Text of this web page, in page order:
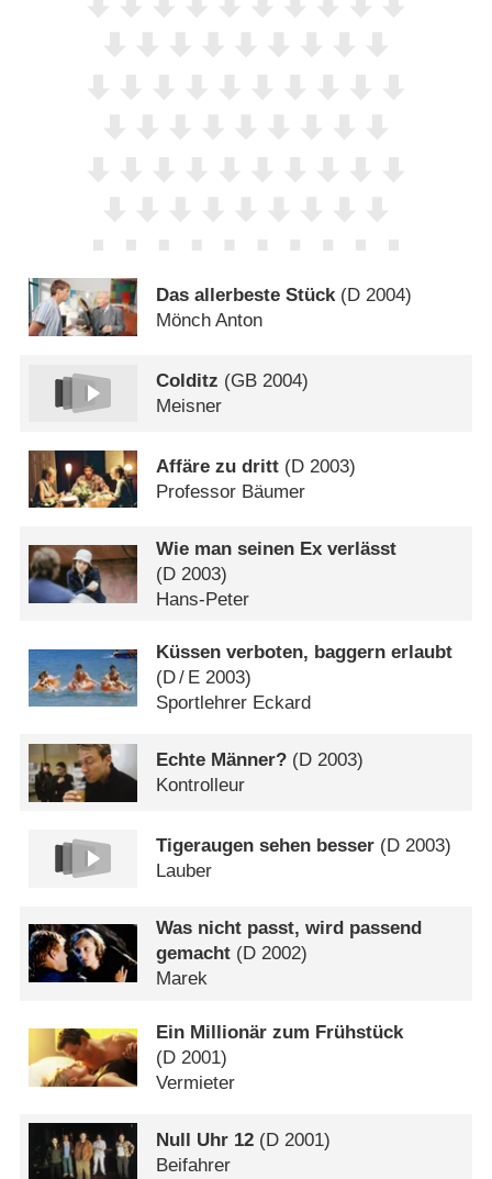
Das allerbeste Stück (D 2004)
Mönch Anton
Colditz (GB 2004)
Meisner
Affäre zu dritt (D 2003)
Professor Bäumer
Wie man seinen Ex verlässt
(D 2003)
Hans-Peter
Küssen verboten, baggern erlaubt
(D/ E 2003)
Sportlehrer Eckard
Echte Männer? (D 2003)
Kontrolleur
Tigeraugen sehen besser (D 2003)
Lauber
Was nicht passt, wird passend
gemacht (D 2002)
Marek
Ein Millionär zum Frühstück
(D 2001)
Vermieter
Null Uhr 12 (D 2001)
Beifahrer